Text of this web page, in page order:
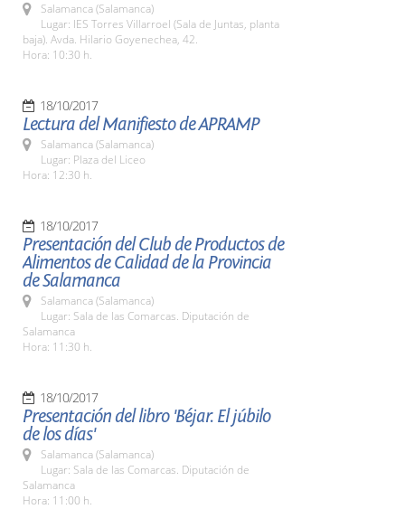
Salamanca (Salamanca)
Lugar: IES Torres Villarroel (Sala de Juntas, planta
baja). Avda. Hilario Goyenechea, 42.
Hora: 10:30 h.
18/10/2017
Lectura del Manifiesto de APRAMP
Salamanca (Salamanca)
Lugar: Plaza del Liceo
Hora: 12:30 h.
18/10/2017
Presentación del Club de Productos de
Alimentos de Calidad de la Provincia
de Salamanca
Salamanca (Salamanca)
Lugar: Sala de las Comarcas. Diputación de
Salamanca
Hora: 11:30 h.
18/10/2017
Presentación del libro 'Béjar. El júbilo
de los días'
Salamanca (Salamanca)
Lugar: Sala de las Comarcas. Diputación de
Salamanca
Hora: 11:00 h.